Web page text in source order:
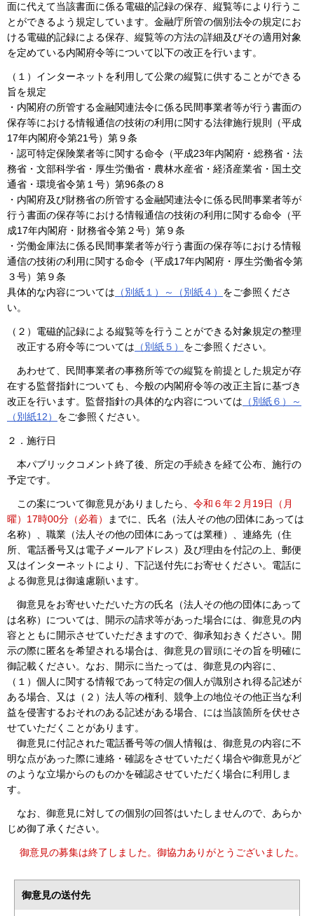
面に代えて当該書面に係る電磁的記録の保存、縦覧等により行うこ
とができるよう規定しています。金融庁所管の個別法令の規定にお
ける電磁的記録による保存、縦覧等の方法の詳細及びその適用対象
を定めている内閣府令等について以下の改正を行います。
（１）インターネットを利用して公衆の縦覧に供することができる
旨を規定
・内閣府の所管する金融関連法令に係る民間事業者等が行う書面の
保存等における情報通信の技術の利用に関する法律施行規則（平成
17年内閣府令第21号）第９条
・認可特定保険業者等に関する命令（平成23年内閣府・総務省・法
務省・文部科学省・厚生労働省・農林水産省・経済産業省・国土交
通省・環境省令第１号）第96条の８
・内閣府及び財務省の所管する金融関連法令に係る民間事業者等が
行う書面の保存等における情報通信の技術の利用に関する命令（平
成17年内閣府・財務省令第２号）第９条
・労働金庫法に係る民間事業者等が行う書面の保存等における情報
通信の技術の利用に関する命令（平成17年内閣府・厚生労働省令第
３号）第９条
具体的な内容については （別紙１）～（別紙４） をご参照くださ
い。
（２）電磁的記録による縦覧等を行うことができる対象規定の整理
改正する府令等については （別紙５） をご参照ください。
あわせて、民間事業者の事務所等での縦覧を前提とした規定が存
在する監督指針についても、今般の内閣府令等の改正主旨に基づき
改正を行います。監督指針の具体的な内容については （別紙６）～
（別紙12） をご参照ください。
２．施行日
本パブリックコメント終了後、所定の手続きを経て公布、施行の
予定です。
この案について御意見がありましたら、 令和６年２月19日（月
曜）17時00分（必着）
までに、氏名（法人その他の団体にあっては
名称）、職業（法人その他の団体にあっては業種）、連絡先（住
所、電話番号又は電子メールアドレス）及び理由を付記の上、郵便
又はインターネットにより、下記送付先にお寄せください。電話に
よる御意見は御遠慮願います。
御意見をお寄せいただいた方の氏名（法人その他の団体にあって
は名称）については、開示の請求等があった場合には、御意見の内
容とともに開示させていただきますので、御承知おきください。開
示の際に匿名を希望される場合は、御意見の冒頭にその旨を明確に
御記載ください。なお、開示に当たっては、御意見の内容に、
（１）個人に関する情報であって特定の個人が識別され得る記述が
ある場合、又は（２）法人等の権利、競争上の地位その他正当な利
益を侵害するおそれのある記述がある場合、には当該箇所を伏せさ
せていただくことがあります。
御意見に付記された電話番号等の個人情報は、御意見の内容に不
明な点があった際に連絡・確認をさせていただく場合や御意見がど
のような立場からのものかを確認させていただく場合に利用しま
す。
なお、御意見に対しての個別の回答はいたしませんので、あらか
じめ御了承ください。
御意見の募集は終了しました。御協力ありがとうございました。
御意見の送付先